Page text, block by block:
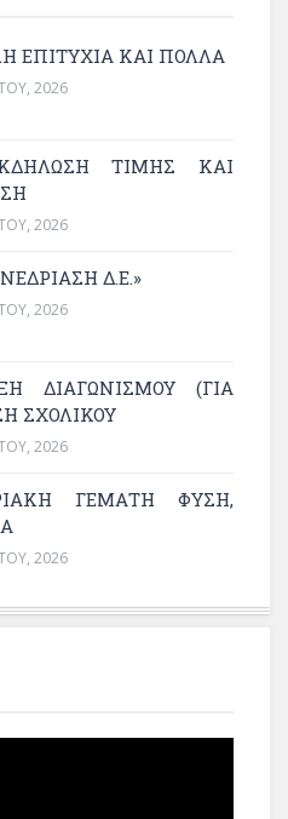
ΕΠΙΤΥΧΊΑ ΚΑΙ ΠΟΛΛΆ
2026
ΤΙΜΉΣ ΚΑΙ
2026
Δ.Ε.»
2026
ΔΙΑΓΩΝΙΣΜΟΥ (ΓΙΑ
ΣΧΟΛΙΚΟΎ
2026
ΓΕΜΆΤΗ ΦΎΣΗ,
2026